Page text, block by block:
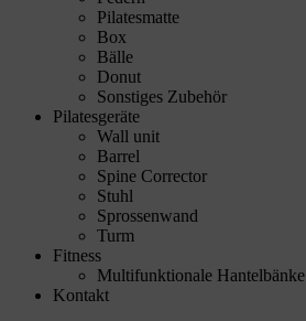
Pilatesmatte
Box
Bälle
Donut
Sonstiges Zubehör
Pilatesgeräte
Wall unit
Barrel
Spine Corrector
Stuhl
Sprossenwand
Turm
Fitness
Multifunktionale Hantelbänke
Kontakt